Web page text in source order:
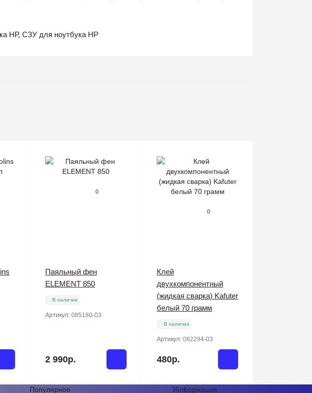
НР, СЗУ для ноутбука HP
0
Паяльный фен
ELEMENT 850
В наличии
Артикул: 085180-03
2 990р.
0
Клей
двухкомпонентный
(жидкая сварка) Kafuter
белый 70 грамм
В наличии
Артикул: 082294-03
480р.
Популярное Информация